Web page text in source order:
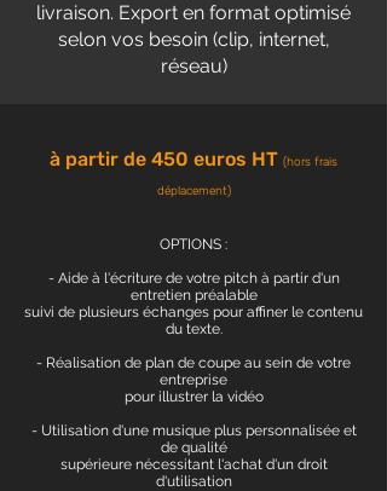
livraison. Export en format optimisé
selon vos besoin (clip, internet,
réseau)
à partir de 450 euros HT (hors frais
déplacement)
OPTIONS :
- Aide à l'écriture de votre pitch à partir d'un
entretien préalable
suivi de plusieurs échanges pour affiner le contenu
du texte.
- Réalisation de plan de coupe au sein de votre
entreprise
pour illustrer la vidéo
- Utilisation d'une musique plus personnalisée et
de qualité
supérieure nécessitant l'achat d'un droit
d'utilisation